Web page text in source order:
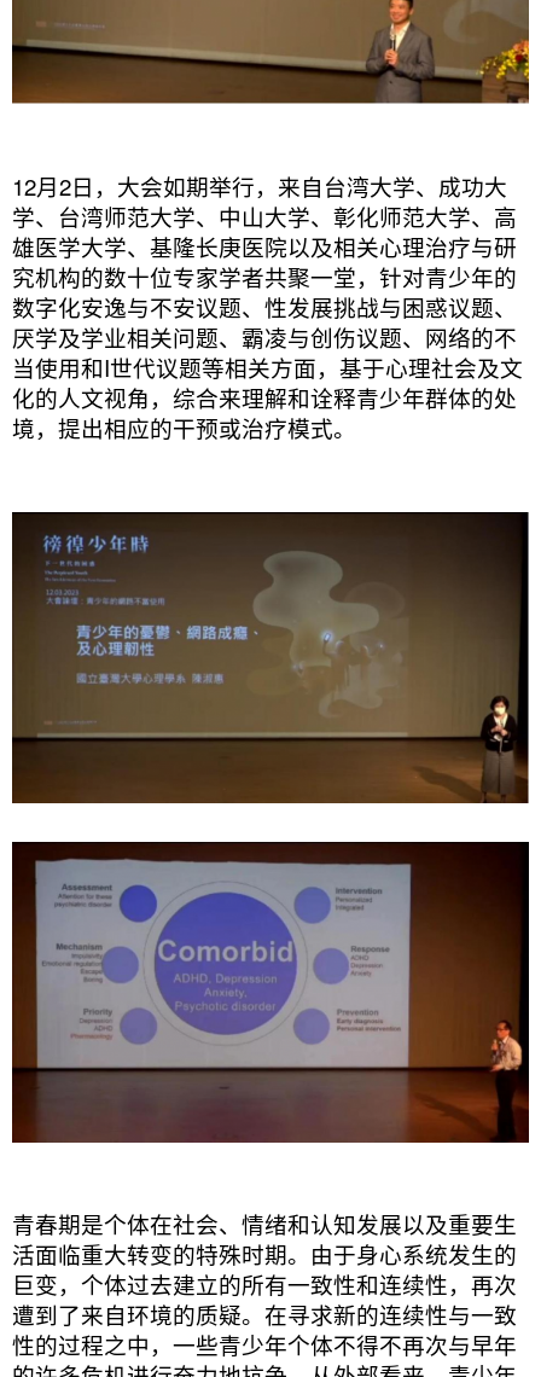
12月2日，大会如期举行，来自台湾大学、成功大
学、台湾师范大学、中山大学、彰化师范大学、高
雄医学大学、基隆长庚医院以及相关心理治疗与研
究机构的数十位专家学者共聚一堂，针对青少年的
数字化安逸与不安议题、性发展挑战与困惑议题、
厌学及学业相关问题、霸凌与创伤议题、网络的不
当使用和I世代议题等相关方面，基于心理社会及文
化的人文视角，综合来理解和诠释青少年群体的处
境，提出相应的干预或治疗模式。
青春期是个体在社会、情绪和认知发展以及重要生
活面临重大转变的特殊时期。由于身心系统发生的
巨变，个体过去建立的所有一致性和连续性，再次
遭到了来自环境的质疑。在寻求新的连续性与一致
性的过程之中，一些青少年个体不得不再次与早年